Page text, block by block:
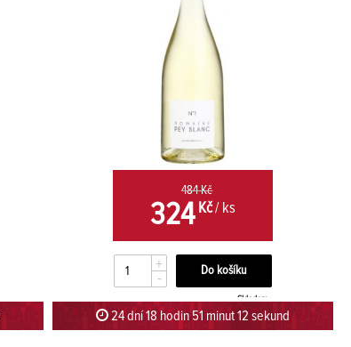
484 Kč
324 Kč/ ks
+
-
Skladem
24 dní 18 hodin 51 minut 12 sekund